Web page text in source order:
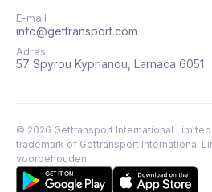
E-mail
info@gettransport.com
Adres
57 Spyrou Kyprianou, Larnaca 6051
© 2026 Gettransport International
trademark of Gettransport International
voorbehouden.